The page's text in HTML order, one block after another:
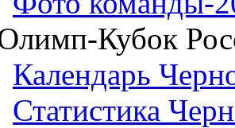
Кубок
Календарь
Статистика